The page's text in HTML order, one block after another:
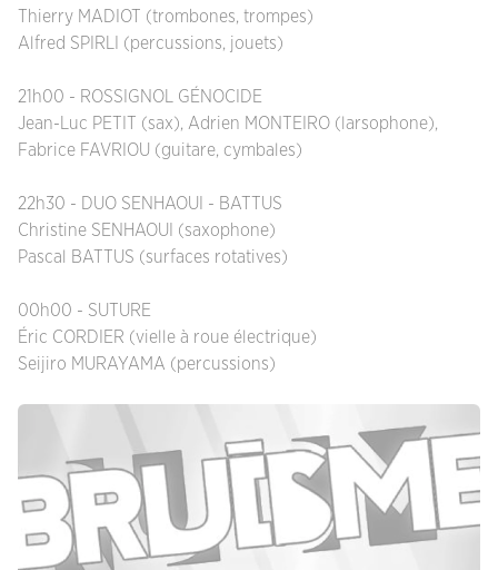
Thierry MADIOT (trombones, trompes)
Alfred SPIRLI (percussions, jouets)
21h00 - ROSSIGNOL GÉNOCIDE
Jean-Luc PETIT (sax), Adrien MONTEIRO (larsophone),
Fabrice FAVRIOU (guitare, cymbales)
22h30 - DUO SENHAOUI - BATTUS
Christine SENHAOUI (saxophone)
Pascal BATTUS (surfaces rotatives)
00h00 - SUTURE
Éric CORDIER (vielle à roue électrique)
Seijiro MURAYAMA (percussions)